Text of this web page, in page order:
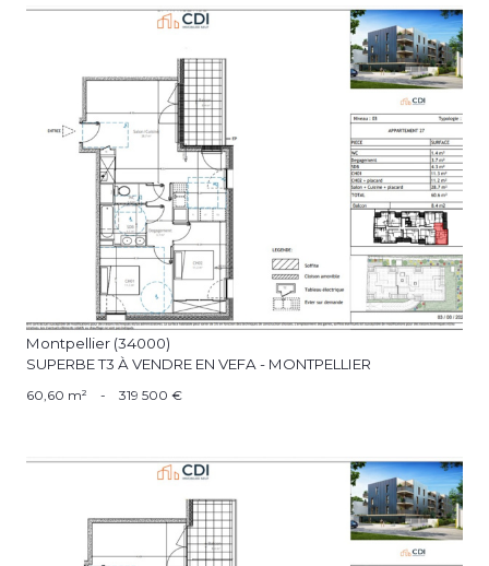
voir le bien
Montpellier (34000)
SUPERBE T3 À VENDRE EN VEFA - MONTPELLIER
60,60 m² - 319 500 €